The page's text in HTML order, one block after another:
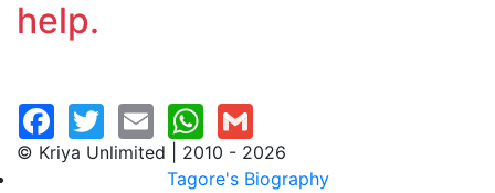
help.
© Kriya Unlimited | 2010 - 2026
Tagore's Biography